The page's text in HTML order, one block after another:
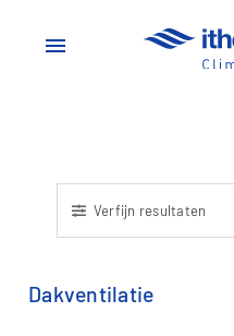
menu
Verfijn resultaten
Dakventilatie